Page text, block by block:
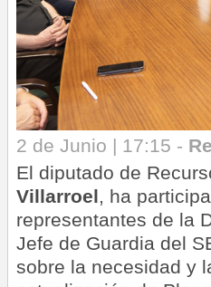
2 de Junio | 17:15 -
El diputado de
Villarroel , ha
representantes de la
Jefe de Guardia del
sobre la necesidad y